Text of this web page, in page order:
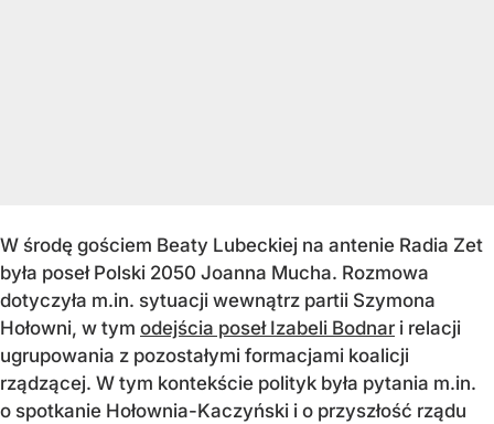
W środę gościem Beaty Lubeckiej na antenie Radia Zet
była poseł Polski 2050 Joanna Mucha. Rozmowa
dotyczyła m.in. sytuacji wewnątrz partii Szymona
Hołowni, w tym odejścia poseł Izabeli Bodnar i relacji
ugrupowania z pozostałymi formacjami koalicji
rządzącej. W tym kontekście polityk była pytania m.in.
o spotkanie Hołownia-Kaczyński i o przyszłość rządu